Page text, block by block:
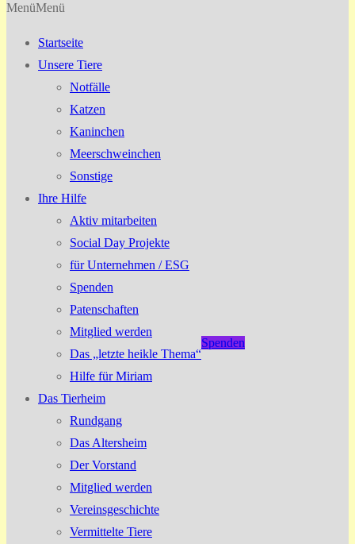
MenüMenü
Startseite
Unsere Tiere
Notfälle
Katzen
Kaninchen
Meerschweinchen
Sonstige
Ihre Hilfe
Aktiv mitarbeiten
Social Day Projekte
für Unternehmen / ESG
Spenden
Patenschaften
Mitglied werden
Das „letzte heikle Thema“
Hilfe für Miriam
Das Tierheim
Rundgang
Das Altersheim
Der Vorstand
Mitglied werden
Vereinsgeschichte
Vermittelte Tiere
Spenden